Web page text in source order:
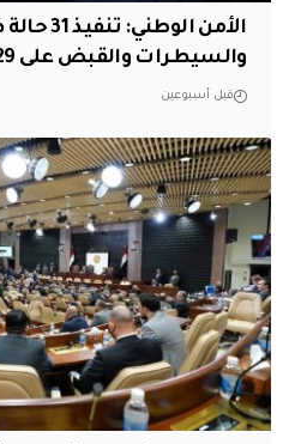
الأمن
والسيطرات والقبض على 29 مطلوباً
قبل أسبوعين